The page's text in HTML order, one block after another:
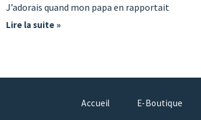
J’adorais quand mon papa en rapportait
Lire la suite »
Accueil E-Boutique